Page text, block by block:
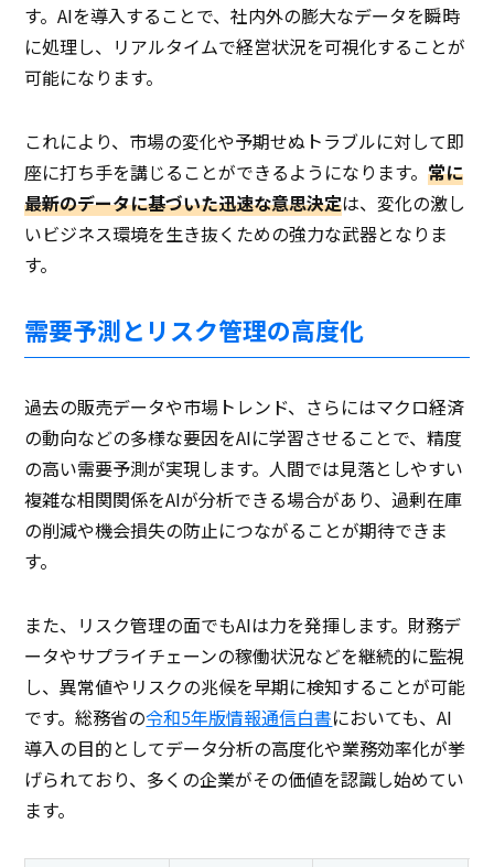
す。AIを導入することで、社内外の膨大なデータを瞬時
に処理し、リアルタイムで経営状況を可視化することが
可能になります。
これにより、市場の変化や予期せぬトラブルに対して即
座に打ち手を講じることができるようになります。常に
最新のデータに基づいた迅速な意思決定は、変化の激し
いビジネス環境を生き抜くための強力な武器となりま
す。
需要予測とリスク管理の高度化
過去の販売データや市場トレンド、さらにはマクロ経済
の動向などの多様な要因をAIに学習させることで、精度
の高い需要予測が実現します。人間では見落としやすい
複雑な相関関係をAIが分析できる場合があり、過剰在庫
の削減や機会損失の防止につながることが期待できま
す。
また、リスク管理の面でもAIは力を発揮します。財務デ
ータやサプライチェーンの稼働状況などを継続的に監視
し、異常値やリスクの兆候を早期に検知することが可能
です。総務省の令和5年版情報通信白書においても、AI
導入の目的としてデータ分析の高度化や業務効率化が挙
げられており、多くの企業がその価値を認識し始めてい
ます。